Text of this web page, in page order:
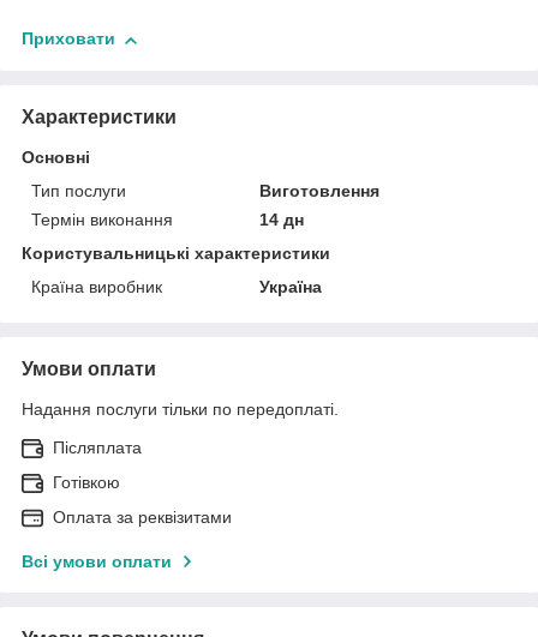
Приховати
Характеристики
Основні
Тип послуги
Виготовлення
Термін виконання
14 дн
Користувальницькі характеристики
Країна виробник
Україна
Умови оплати
Надання послуги тільки по передоплаті.
Післяплата
Готівкою
Оплата за реквізитами
Всі умови оплати